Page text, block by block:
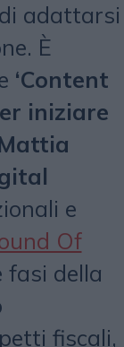
adattarsi
È
‘Content
iniziare
e
Of
fasi della
fiscali,